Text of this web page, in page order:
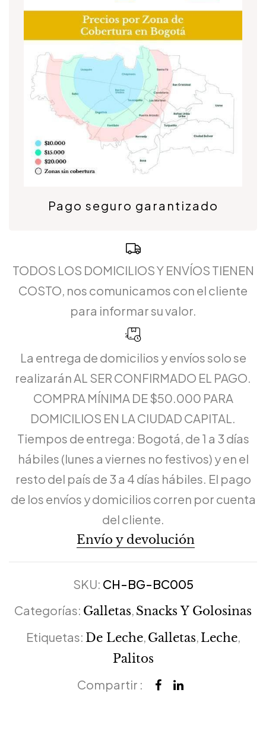
Pago seguro garantizado
TODOS LOS DOMICILIOS Y ENVÍOS TIENEN
COSTO, nos comunicamos con el cliente
para informar su valor.
La entrega de domicilios y envíos solo se
realizarán AL SER CONFIRMADO EL PAGO.
COMPRA MÍNIMA DE $50.000 PARA
DOMICILIOS EN LA CIUDAD CAPITAL.
Tiempos de entrega: Bogotá, de 1 a 3 días
hábiles (lunes a viernes no festivos) y en el
resto del país de 3 a 4 días hábiles. El pago
de los envíos y domicilios corren por cuenta
del cliente.
Envío y devolución
SKU: CH-BG-BC005
Categorías: Galletas Snacks Y Golosinas
Etiquetas: De Leche, Galletas Leche,
Palitos
Compartir :